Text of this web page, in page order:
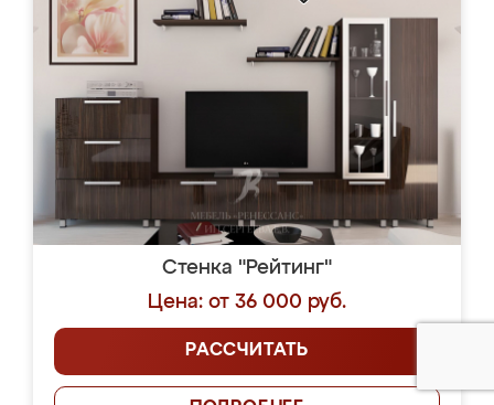
Стенка "Рейтинг"
Цена: от 36 000 руб.
РАССЧИТАТЬ